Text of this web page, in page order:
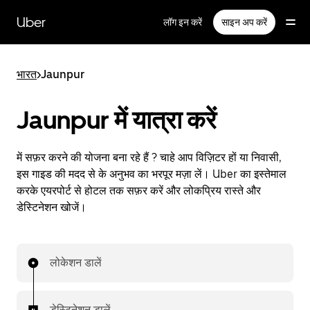
सामग्री
पर
Uber लॉग इन करें साइन अप करें
भारत>Jaunpur
Jaunpur में यात्रा करें
में सफ़र करने की योजना बना रहे हैं ? चाहे आप विज़िटर हों या निवासी,
इस गाइड की मदद से के अनुभव का भरपूर मज़ा लें। Uber का इस्तेमाल
करके एयरपोर्ट से होटल तक सफ़र करें और लोकप्रिय रास्ते और
डेस्टिनेशन खोजें।
लोकेशन डालें